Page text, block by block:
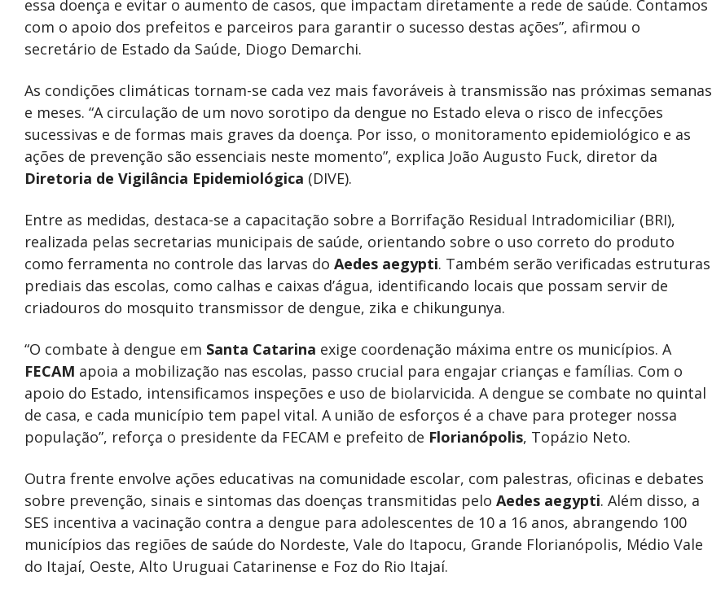
essa doença e evitar o aumento de casos, que impactam diretamente a rede de saúde. Contamos
com o apoio dos prefeitos e parceiros para garantir o sucesso destas ações”, afirmou o
secretário de Estado da Saúde, Diogo Demarchi.
As condições climáticas tornam-se cada vez mais favoráveis à transmissão nas próximas semanas
e meses. “A circulação de um novo sorotipo da dengue no Estado eleva o risco de infecções
sucessivas e de formas mais graves da doença. Por isso, o monitoramento epidemiológico e as
ações de prevenção são essenciais neste momento”, explica João Augusto Fuck, diretor da
Diretoria de Vigilância Epidemiológica (DIVE).
Entre as medidas, destaca-se a capacitação sobre a Borrifação Residual Intradomiciliar (BRI),
realizada pelas secretarias municipais de saúde, orientando sobre o uso correto do produto
como ferramenta no controle das larvas do Aedes aegypti. Também serão verificadas estruturas
prediais das escolas, como calhas e caixas d’água, identificando locais que possam servir de
criadouros do mosquito transmissor de dengue, zika e chikungunya.
“O combate à dengue em Santa Catarina exige coordenação máxima entre os municípios. A
FECAM apoia a mobilização nas escolas, passo crucial para engajar crianças e famílias. Com o
apoio do Estado, intensificamos inspeções e uso de biolarvicida. A dengue se combate no quintal
de casa, e cada município tem papel vital. A união de esforços é a chave para proteger nossa
população”, reforça o presidente da FECAM e prefeito de Florianópolis, Topázio Neto.
Outra frente envolve ações educativas na comunidade escolar, com palestras, oficinas e debates
sobre prevenção, sinais e sintomas das doenças transmitidas pelo Aedes aegypti. Além disso, a
SES incentiva a vacinação contra a dengue para adolescentes de 10 a 16 anos, abrangendo 100
municípios das regiões de saúde do Nordeste, Vale do Itapocu, Grande Florianópolis, Médio Vale
do Itajaí, Oeste, Alto Uruguai Catarinense e Foz do Rio Itajaí.